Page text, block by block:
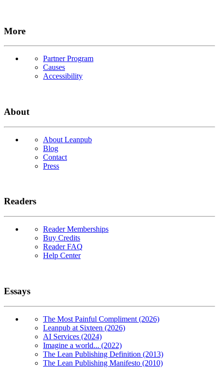
More
Partner Program
Causes
Accessibility
About
About Leanpub
Blog
Contact
Press
Readers
Reader Memberships
Buy Credits
Reader FAQ
Help Center
Essays
The Most Painful Compliment (2026)
Leanpub at Sixteen (2026)
AI Services (2024)
Imagine a world... (2022)
The Lean Publishing Definition (2013)
The Lean Publishing Manifesto (2010)